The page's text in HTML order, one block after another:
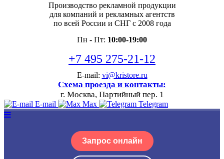
Производство рекламной продукции
для компаний и рекламных агентств
по всей России и СНГ с 2008 года
Пн - Пт: 10:00-19:00
+7 495 275-21-12
E-mail: vi@kristore.ru
Схема проезда и контакты:
г. Москва, Партийный пер. 1
E-mail Max Telegram
Запрос онлайн